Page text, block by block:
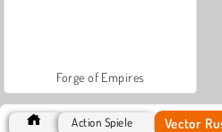
Forge of Empires
Action Spiele Vector